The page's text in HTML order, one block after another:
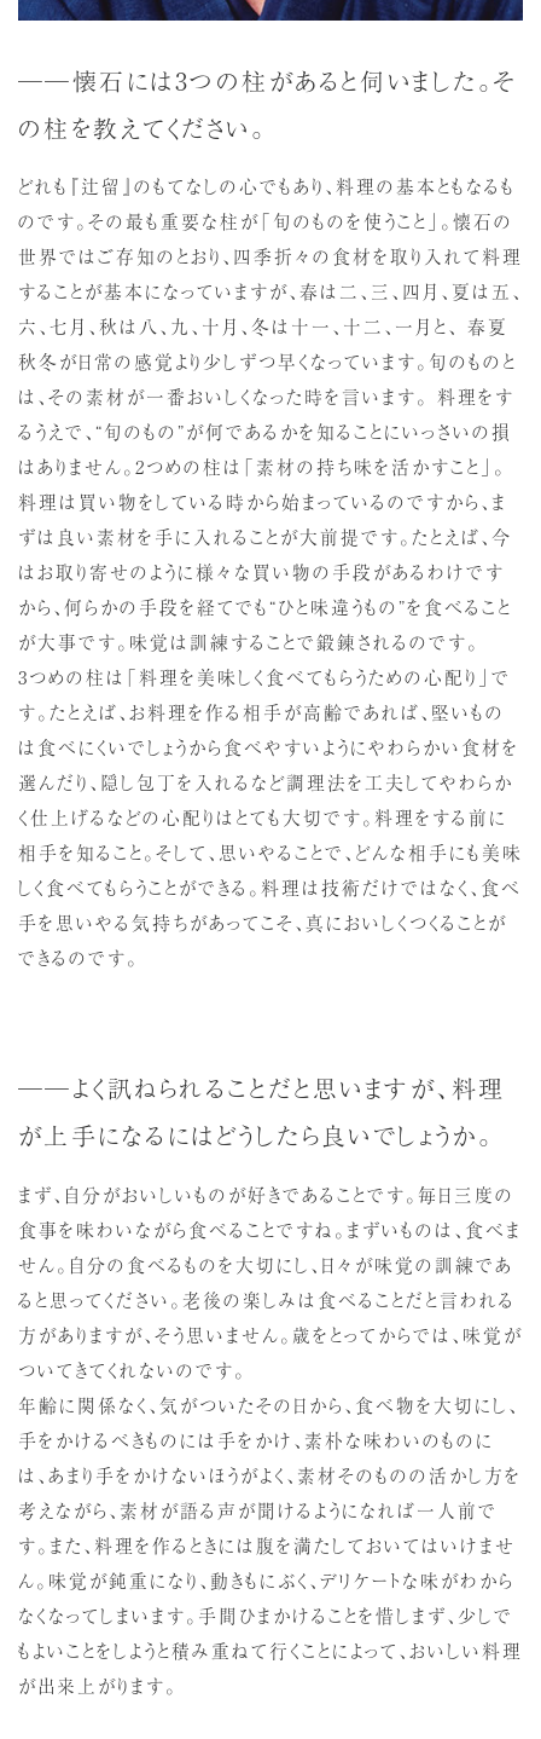
──懐石には3つの柱があると伺いました。そ
の柱を教えてください。
どれも『辻留』のもてなしの心でもあり、料理の基本ともなるも
のです。その最も重要な柱が「旬のものを使うこと」。懐石の
世界ではご存知のとおり、四季折々の食材を取り入れて料理
することが基本になっていますが、春は二、三、四月、夏は五、
六、七月、秋は八、九、十月、冬は十一、十二、一月と、 春夏
秋冬が日常の感覚より少しずつ早くなっています。旬のものと
は、その素材が一番おいしくなった時を言います。 料理をす
るうえで、“旬のもの”が何であるかを知ることにいっさいの損
はありません。2つめの柱は「素材の持ち味を活かすこと」。
料理は買い物をしている時から始まっているのですから、ま
ずは良い素材を手に入れることが大前提です。たとえば、今
はお取り寄せのように様々な買い物の手段があるわけです
から、何らかの手段を経てでも“ひと味違うもの”を食べること
が大事です。味覚は訓練することで鍛錬されるのです。
3つめの柱は「料理を美味しく食べてもらうための心配り」で
す。たとえば、お料理を作る相手が高齢であれば、堅いもの
は食べにくいでしょうから食べやすいようにやわらかい食材を
選んだり、隠し包丁を入れるなど調理法を工夫してやわらか
く仕上げるなどの心配りはとても大切です。料理をする前に
相手を知ること。そして、思いやることで、どんな相手にも美味
しく食べてもらうことができる。料理は技術だけではなく、食べ
手を思いやる気持ちがあってこそ、真においしくつくることが
できるのです。
──よく訊ねられることだと思いますが、料理
が上手になるにはどうしたら良いでしょうか。
まず、自分がおいしいものが好きであることです。毎日三度の
食事を味わいながら食べることですね。まずいものは、食べま
せん。自分の食べるものを大切にし、日々が味覚の訓練であ
ると思ってください。老後の楽しみは食べることだと言われる
方がありますが、そう思いません。歳をとってからでは、味覚が
ついてきてくれないのです。
年齢に関係なく、気がついたその日から、食べ物を大切にし、
手をかけるべきものには手をかけ、素朴な味わいのものに
は、あまり手をかけないほうがよく、素材そのものの活かし方を
考えながら、素材が語る声が聞けるようになれば一人前で
す。また、料理を作るときには腹を満たしておいてはいけませ
ん。味覚が鈍重になり、動きもにぶく、デリケートな味がわから
なくなってしまいます。手間ひまかけることを惜しまず、少しで
もよいことをしようと積み重ねて行くことによって、おいしい料理
が出来上がります。